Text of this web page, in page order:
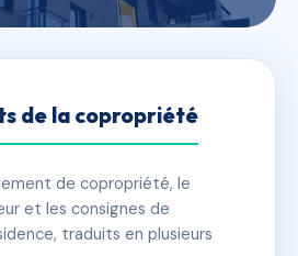
ecoles
🏠 108 lots 🏗 1 bâtiment(s)
de la copropriété
de copropriété, le
et les consignes de
traduits en plusieurs